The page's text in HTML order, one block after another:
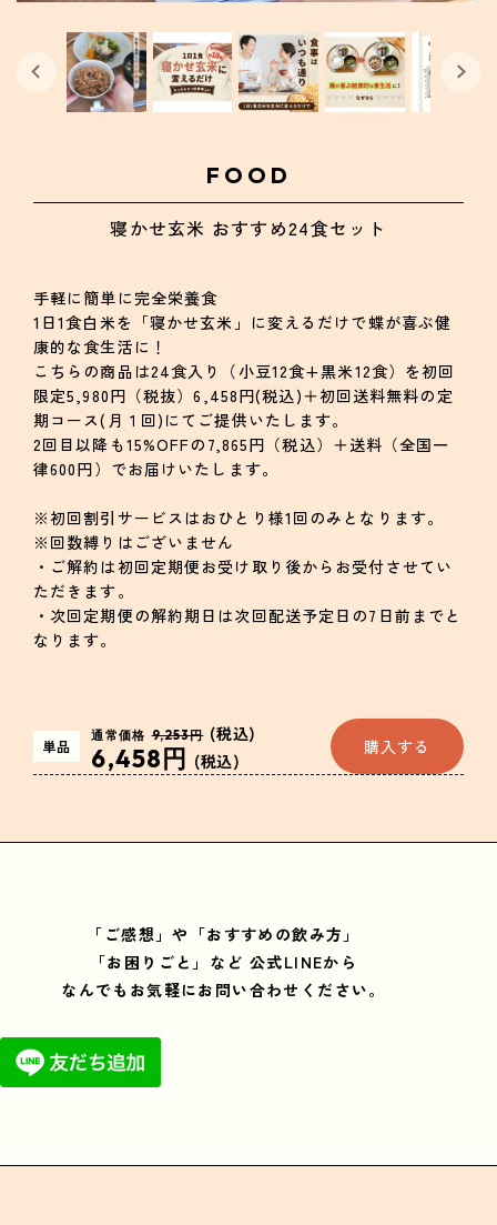
FOOD
寝かせ玄米 おすすめ24食セット
手軽に簡単に完全栄養食
1日1食白米を「寝かせ玄米」に変えるだけで蝶が喜ぶ健
康的な食生活に！
こちらの商品は24食入り（小豆12食+黒米12食）を初回
限定5,980円（税抜）6,458円(税込)＋初回送料無料の定
期コース(月１回)にてご提供いたします。
2回目以降も15%OFFの7,865円（税込）＋送料（全国一
律600円）でお届けいたします。
※初回割引サービスはおひとり様1回のみとなります。
※回数縛りはございません
・ご解約は初回定期便お受け取り後からお受付させてい
ただきます。
・次回定期便の解約期日は次回配送予定日の7日前までと
なります。
単品
通常価格 9,253円 (税込)
6,458円 (税込)
購入する
「ご感想」や「おすすめの飲み方」
「お困りごと」など 公式LINEから
なんでもお気軽にお問い合わせください。